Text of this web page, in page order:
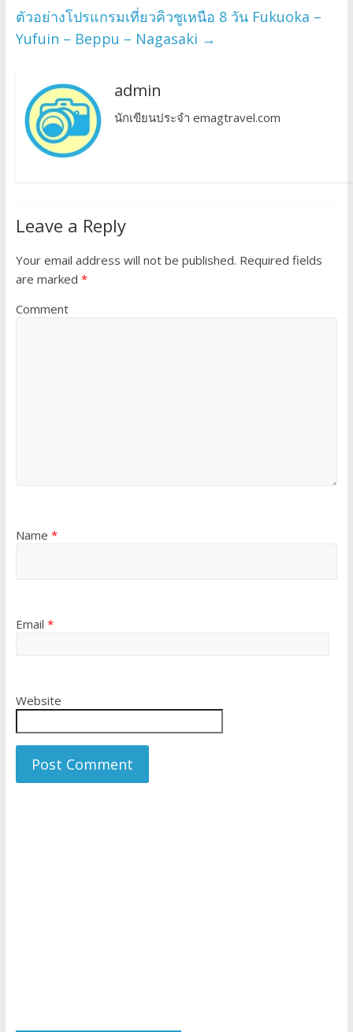
ตัวอย่างโปรแกรมเที่ยวคิวชูเหนือ 8 วัน Fukuoka –
Yufuin – Beppu – Nagasaki →
admin
นักเขียนประจำ emagtravel.com
Leave a Reply
Your email address will not be published. Required fields
are marked *
Comment
Name *
Email *
Website